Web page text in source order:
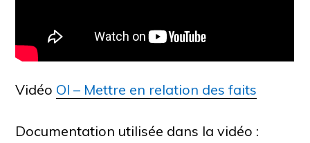
Vidéo OI – Mettre en relation des faits
Documentation utilisée dans la vidéo :